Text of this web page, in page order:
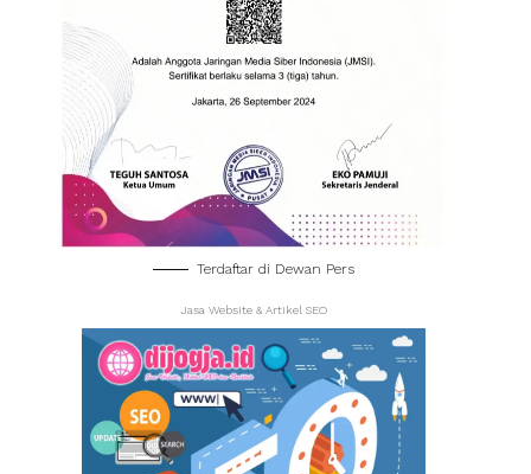
Terdaftar di Dewan Pers
Jasa Website & Artikel SEO